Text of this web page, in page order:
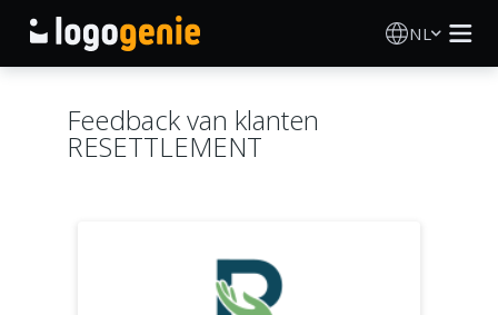
NL
AI logogenerator
Gedrukte producten
Feedback van klanten
RESETTLEMENT